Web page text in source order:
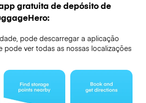
gratuita de depósito de
pode descarregar a aplicação
pode ver todas as nossas localizações